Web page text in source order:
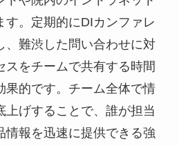
す。定期的にDIカンファレ
、難渋した問い合わせに対
スをチームで共有する時間
果的です。チーム全体で情
上げすることで、誰が担当
情報を迅速に提供できる強